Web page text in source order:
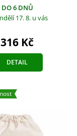
DO 6 DNŮ
17. 8. u vás
316 Kč
DETAIL